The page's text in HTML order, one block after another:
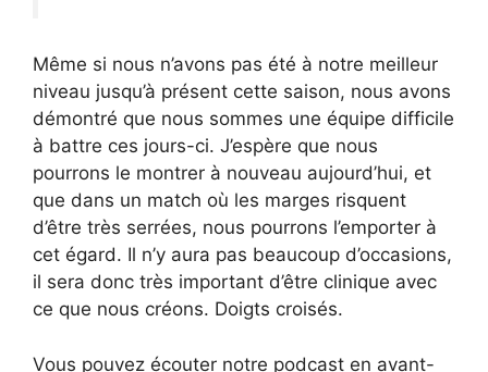
Même si nous n’avons pas été à notre meilleur
niveau jusqu’à présent cette saison, nous avons
démontré que nous sommes une équipe difficile
à battre ces jours-ci. J’espère que nous
pourrons le montrer à nouveau aujourd’hui, et
que dans un match où les marges risquent
d’être très serrées, nous pourrons l’emporter à
cet égard. Il n’y aura pas beaucoup d’occasions,
il sera donc très important d’être clinique avec
ce que nous créons. Doigts croisés.
Vous pouvez écouter notre podcast en avant-